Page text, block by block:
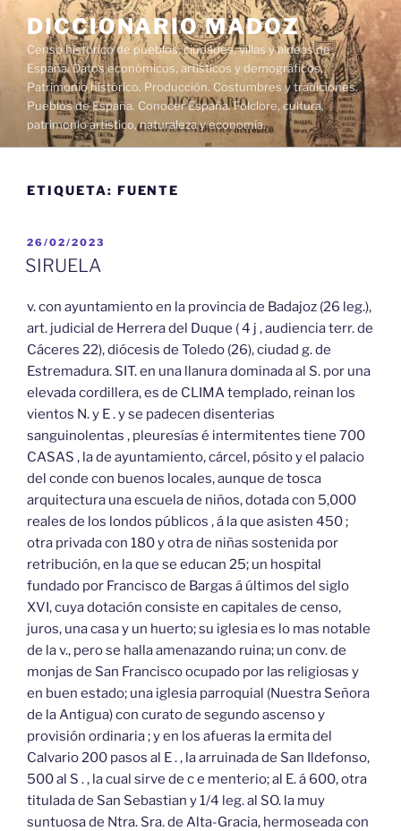
contenido
DICCIONARIO MADOZ
Censo histórico de pueblos, ciudades, villas y aldeas de
España. Datos económicos, artísticos y demográficos.
Patrimonio histórico. Producción. Costumbres y tradiciones.
Pueblos de España. Conocer España. Folclore, cultura,
patrimonio artístico, naturaleza y economía.
ETIQUETA: FUENTE
PUBLICADO
EL
26/02/2023
SIRUELA
v. con ayuntamiento en la provincia de Badajoz (26 leg.),
art. judicial de Herrera del Duque ( 4 j , audiencia terr. de
Cáceres 22), diócesis de Toledo (26), ciudad g. de
Estremadura. SIT. en una llanura dominada al S. por una
elevada cordillera, es de CLIMA templado, reinan los
vientos N. y E . y se padecen disenterias
sanguinolentas , pleuresías é intermitentes tiene 700
CASAS , la de ayuntamiento, cárcel, pósito y el palacio
del conde con buenos locales, aunque de tosca
arquitectura una escuela de niños, dotada con 5,000
reales de los londos públicos , á la que asisten 450 ;
otra privada con 180 y otra de niñas sostenida por
retribución, en la que se educan 25; un hospital
fundado por Francisco de Bargas á últimos del siglo
XVI, cuya dotación consiste en capitales de censo,
juros, una casa y un huerto; su iglesia es lo mas notable
de la v., pero se halla amenazando ruina; un conv. de
monjas de San Francisco ocupado por las religiosas y
en buen estado; una iglesia parroquial (Nuestra Señora
de la Antigua) con curato de segundo ascenso y
provisión ordinaria ; y en los afueras la ermita del
Calvario 200 pasos al E . , la arruinada de San Ildefonso,
500 al S . , la cual sirve de c e menterio; al E. á 600, otra
titulada de San Sebastian y 1/4 leg. al SO. la muy
suntuosa de Ntra. Sra. de Alta-Gracia, hermoseada con